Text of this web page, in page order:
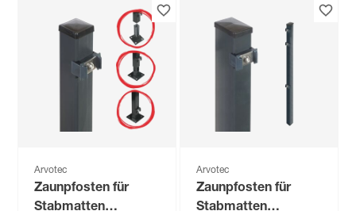
Arvotec
Zaunpfosten für
Stabmatten
Arvotec
Zaunpfosten für
Stabmatten